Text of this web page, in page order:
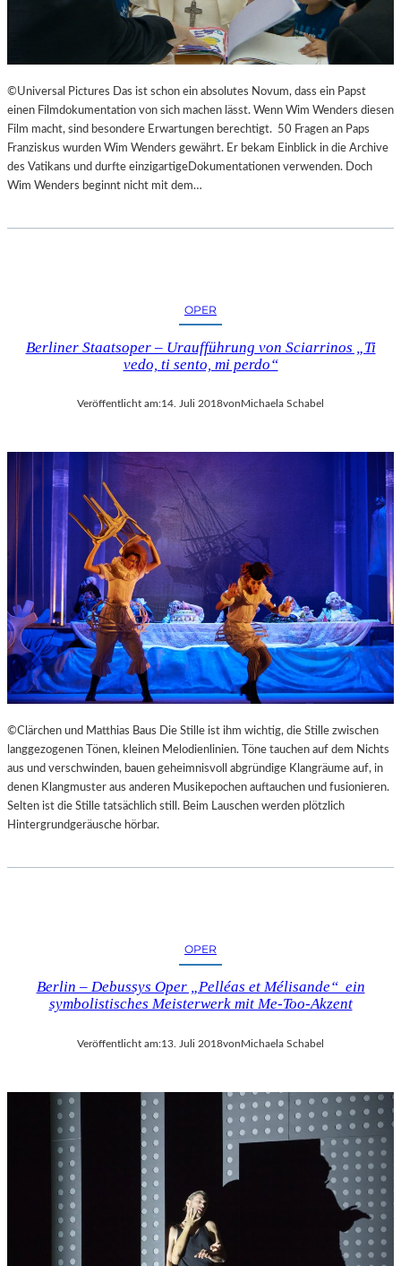
©Universal Pictures Das ist schon ein absolutes Novum, dass ein Papst
einen Filmdokumentation von sich machen lässt. Wenn Wim Wenders diesen
Film macht, sind besondere Erwartungen berechtigt. 50 Fragen an Paps
Franziskus wurden Wim Wenders gewährt. Er bekam Einblick in die Archive
des Vatikans und durfte einzigartigeDokumentationen verwenden. Doch
Wim Wenders beginnt nicht mit dem…
OPER
Berliner Staatsoper – Uraufführung von Sciarrinos „Ti
vedo, ti sento, mi perdo“
Veröffentlicht am:14. Juli 2018vonMichaela Schabel
©Clärchen und Matthias Baus Die Stille ist ihm wichtig, die Stille zwischen
langgezogenen Tönen, kleinen Melodienlinien. Töne tauchen auf dem Nichts
aus und verschwinden, bauen geheimnisvoll abgründige Klangräume auf, in
denen Klangmuster aus anderen Musikepochen auftauchen und fusionieren.
Selten ist die Stille tatsächlich still. Beim Lauschen werden plötzlich
Hintergrundgeräusche hörbar.
OPER
Berlin – Debussys Oper „Pelléas et Mélisande“ ein
symbolistisches Meisterwerk mit Me-Too-Akzent
Veröffentlicht am:13. Juli 2018vonMichaela Schabel